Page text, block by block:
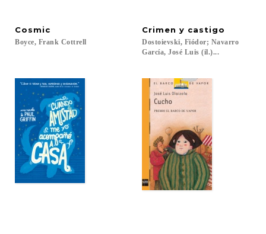
Cosmic
Boyce, Frank Cottrell
Crimen y castigo
Dostoievski, Fiódor; Navarro
García, José Luis (il.)...